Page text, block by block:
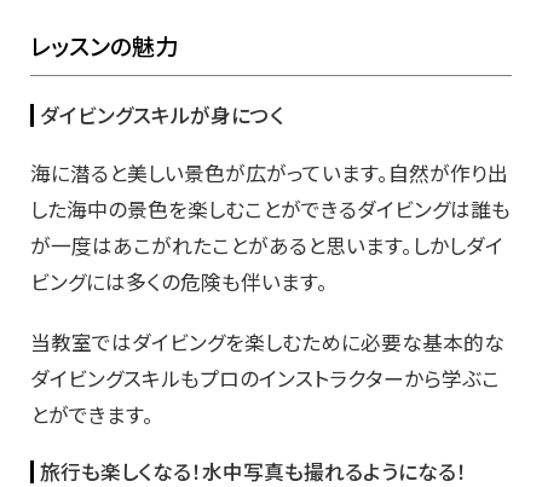
レッスンの魅力
ダイビングスキルが身につく
海に潜ると美しい景色が広がっています。自然が作り出
した海中の景色を楽しむことができるダイビングは誰も
が一度はあこがれたことがあると思います。しかしダイ
ビングには多くの危険も伴います。
当教室ではダイビングを楽しむために必要な基本的な
ダイビングスキルもプロのインストラクターから学ぶこ
とができます。
旅行も楽しくなる！水中写真も撮れるようになる！